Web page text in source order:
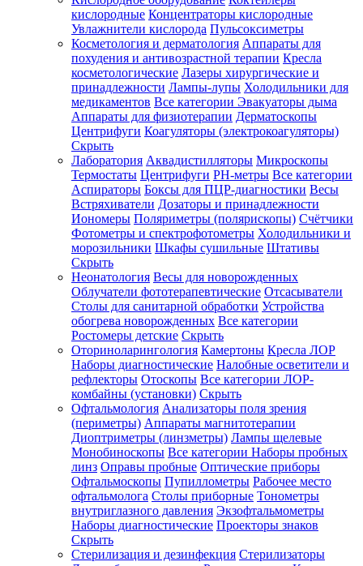
Зарегистрироваться
Зачем
регистрироваться?
Все
покупки
одном
месте
Личный
менеджер
Отслеживание
статуса
заказа
кислородные Концентраторы кислородные
Увлажнители кислорода Пульсоксиметры
Косметология и дерматология Аппараты для
похудения и антивозрастной терапии Кресла
косметологические Лазеры хирургические и
принадлежности Лампы-лупы Холодильники для
медикаментов Все категории Эвакуаторы дыма
Аппараты для физиотерапии Дерматоскопы
Центрифуги Коагуляторы (электрокоагуляторы)
Скрыть
Лаборатория Аквадистилляторы Микроскопы
Термостаты Центрифуги PH-метры Все категории
Аспираторы Боксы для ПЦР-диагностики Весы
Встряхиватели Дозаторы и принадлежности
Иономеры Поляриметры (полярископы) Счётчики
Фотометры и спектрофотометры Холодильники и
морозильники Шкафы сушильные Штативы
Скрыть
Неонатология Весы для новорожденных
Облучатели фототерапевтические Отсасыватели
Столы для санитарной обработки Устройства
обогрева новорожденных Все категории
Ростомеры детские Скрыть
Оториноларингология Камертоны Кресла ЛОР
Наборы диагностические Налобные осветители и
рефлекторы Отоскопы Все категории ЛОР-
комбайны (установки) Скрыть
Офтальмология Анализаторы поля зрения
(периметры) Аппараты магнитотерапии
Диоптриметры (линзметры) Лампы щелевые
Монобиноскопы Все категории Наборы пробных
линз Оправы пробные Оптические приборы
Офтальмоскопы Пупиллометры Рабочее место
офтальмолога Столы приборные Тонометры
внутриглазного давления Экзофтальмометры
Наборы диагностические Проекторы знаков
Скрыть
Стерилизация и дезинфекция Стерилизаторы